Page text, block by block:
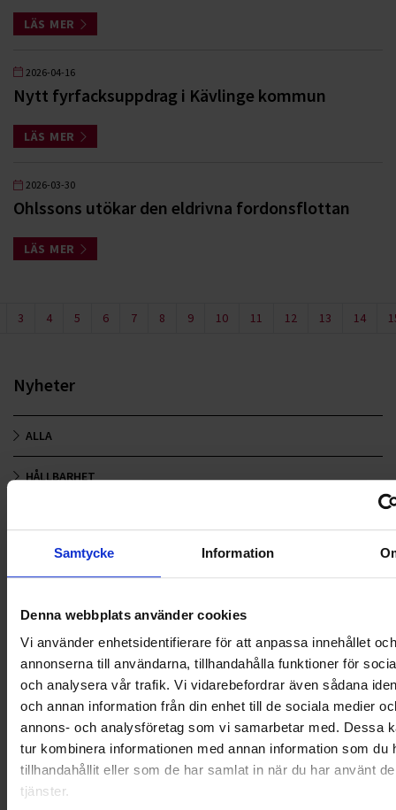
Samtycke Information
Denna webbplats använder cookies
Vi använder enhetsidentifierare för att anpassa innehållet och
annonserna till användarna, tillhandahålla funktioner för
och analysera vår trafik. Vi vidarebefordrar även sådana
och annan information från din enhet till de sociala medier
annons- och analysföretag som vi samarbetar med. Dessa
tur kombinera informationen med annan information som du
tillhandahållit eller som de har samlat in när du har använt
tjänster.
LÄS MER
2026-04-16
Nytt fyrfacksuppdrag i Kävlinge kommun
LÄS MER
2026-03-30
Ohlssons utökar den eldrivna fordonsflottan
LÄS MER
3 4 5 6 7 8 9 10 11 12 13 14
Nyheter
ALLA
HÅLLBARHET
NYA UPPDRAG
OHLSSONS REGION SYD
OHLSSONS REGION VÄST
OHLSSONSKOLLEGOR
RENHÅLLNING
SAMARBETEN